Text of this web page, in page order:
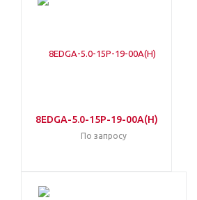
8EDGA-5.0-15P-19-00A(H)
По запросу